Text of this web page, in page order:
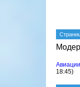
18:45)